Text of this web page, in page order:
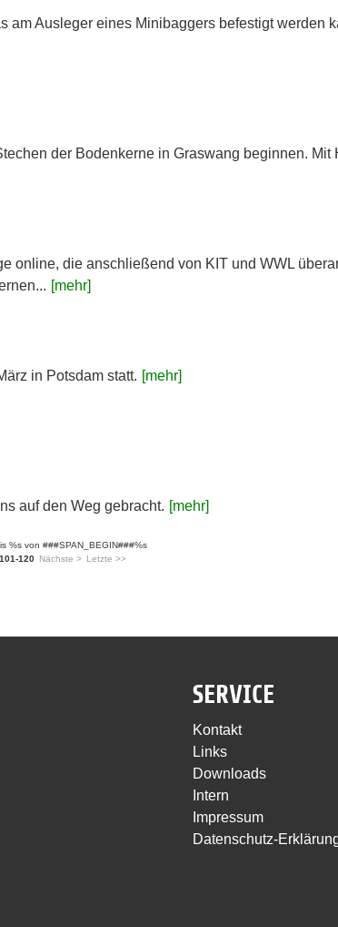
am Ausleger eines Minibaggers befestigt werden
der Bodenkerne in Graswang beginnen. Mit
online, die anschließend von KIT und WWL
[mehr]
in Potsdam statt. [mehr]
auf den Weg gebracht. [mehr]
%s von ###SPAN_BEGIN###%s
101-120 Nächste > Letzte >>
SERVICE
Kontakt
Links
Downloads
Intern
Impressum
Datenschutz-